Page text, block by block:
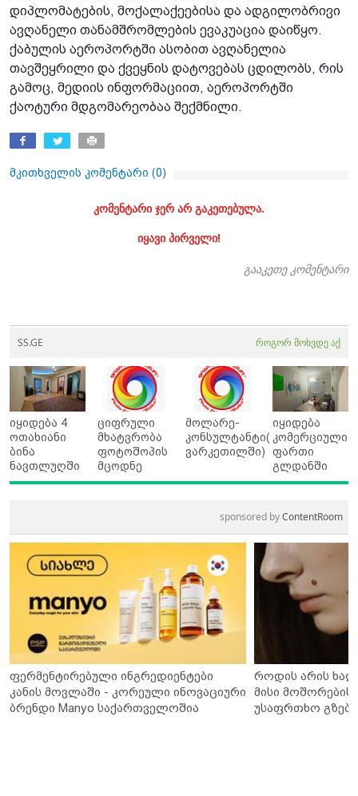
დიპლომატების, მოქალაქეებისა და ადგილობრივი
ავღანელი თანამშრომლების ევაკუაცია დაიწყო.
ქაბულის აეროპორტში ასობით ავღანელია
თავშეყრილი და ქვეყნის დატოვებას ცდილობს, რის
გამოც, მედიის ინფორმაციით, აეროპორტში
ქაოტური მდგომარეობაა შექმნილი.
მკითხველის კომენტარი (0)
კომენტარი ჯერ არ გაკეთებულა.
იყავი პირველი!
გააკეთე კომენტარი
SS.GE როგორ მოხვდე აქ
იყიდება 4
ოთახიანი
ბინა
ნავთლუღში
ციფრული
მხატვრობა
ფოტოშოპის
მცოდნე
მოლარე-
კონსულტანტი(
ვარკეთილში)
იყიდება
კომერციული
ფართი
გლდანში
sponsored byContentRoom
ფერმენტირებული ინგრედიენტები
კანის მოვლაში - კორეული ინოვაციური
ბრენდი Manyo საქართველოშია
როდის არის
მისი მოშორების
უსაფრთხო გზები